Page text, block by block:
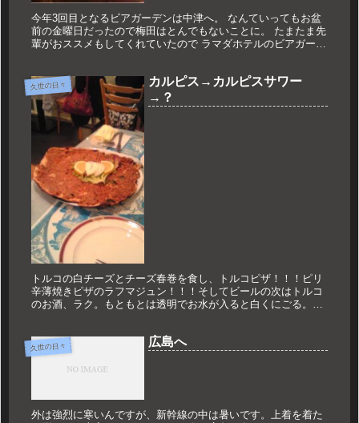
今年3回目となるビアガーデンは中津へ。 なんていってもお盆
前の金曜日だったので梅田はとんでもないことに。 たまたま先
輩がおススメもしてくれていたので ラマダホテルのビアガーデ
久世の日々
カルピス→カルピスサワー
→？
トルコの白チーズとチーズ春巻を食し、トルコピザ！！！ピリ
辛薄焼きピザのラフマジュン！！！そしてビールの次はトルコ
のお酒、ラク。もともとは透明でお水が入ると白くにごる。こ
久世の日々 広島へ
外は強烈に寒いんですが、新幹線の中は暑いです。上着を着た